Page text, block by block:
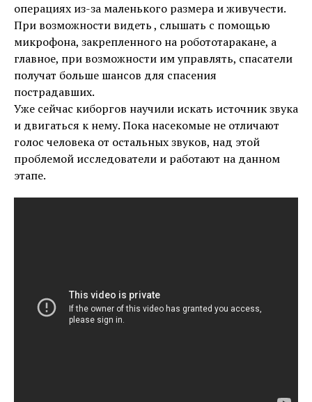
операциях из-за маленького размера и живучести.
При возможности видеть , слышать с помощью
микрофона, закрепленного на робототаракане, а
главное, при возможности им управлять, спасатели
получат больше шансов для спасения
пострадавших.
Уже сейчас киборгов научили искать источник звука
и двигаться к нему. Пока насекомые не отличают
голос человека от остальных звуков, над этой
проблемой исследователи и работают на данном
этапе.